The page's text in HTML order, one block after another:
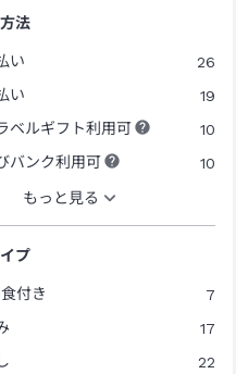
法
い
26
い
19
ベルギフト利用可
10
バンク利用可
10
もっと見る
プ
付き
7
17
22